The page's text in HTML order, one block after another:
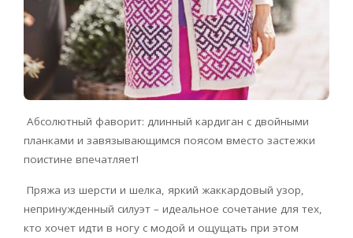
Абсолютный фаворит: длинный кардиган с двойными
планками и завязывающимся поясом вместо застежки
поистине впечатляет!
Пряжа из шерсти и шелка, яркий жаккардовый узор,
непринужденный силуэт – идеальное сочетание для тех,
кто хочет идти в ногу с модой и ощущать при этом